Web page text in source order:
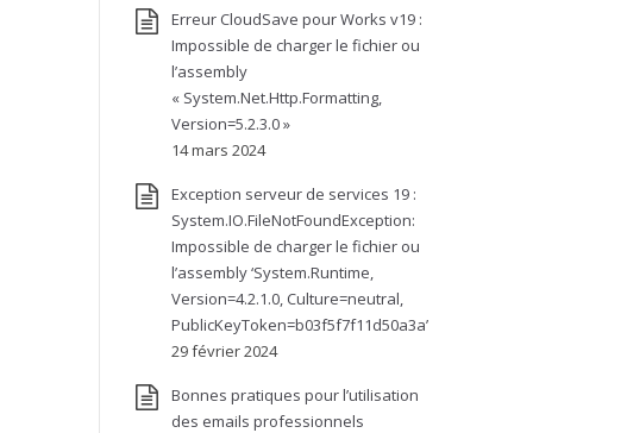
Erreur CloudSave pour Works v19 :
Impossible de charger le fichier ou
l’assembly
« System.Net.Http.Formatting,
Version=5.2.3.0 »
14 mars 2024
Exception serveur de services 19 :
System.IO.FileNotFoundException:
Impossible de charger le fichier ou
l’assembly ‘System.Runtime,
Version=4.2.1.0, Culture=neutral,
PublicKeyToken=b03f5f7f11d50a3a’
29 février 2024
Bonnes pratiques pour l’utilisation
des emails professionnels